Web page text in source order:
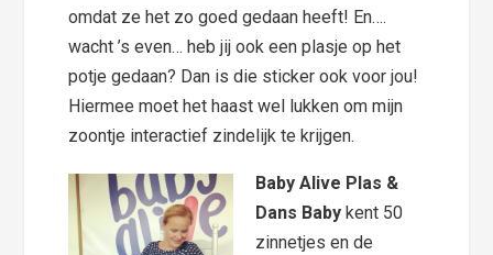
omdat ze het zo goed gedaan heeft! En….
wacht ’s even… heb jij ook een plasje op het
potje gedaan? Dan is die sticker ook voor jou!
Hiermee moet het haast wel lukken om mijn
zoontje interactief zindelijk te krijgen.
Baby Alive Plas &
Dans Baby kent 50
zinnetjes en de